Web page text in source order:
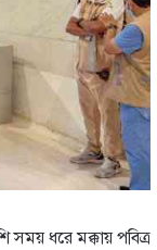
ধরে মক্কায় পবিত্র